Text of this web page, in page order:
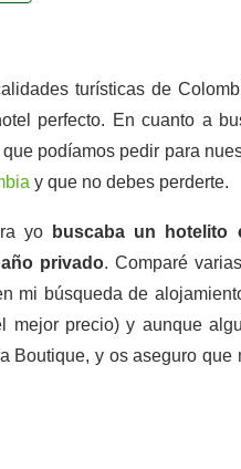
turísticas de
perfecto. En cuanto a
podíamos pedir para
y que no debes perderte.
yo
buscaba un hotelito
privado. Comparé
mi búsqueda de
precio) y aunque
Boutique, y os aseguro que